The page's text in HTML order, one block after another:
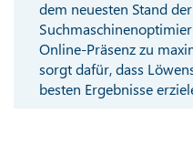
dem neuesten Stand der
Online-Präsenz zu
sorgt dafür, dass
besten Ergebnisse